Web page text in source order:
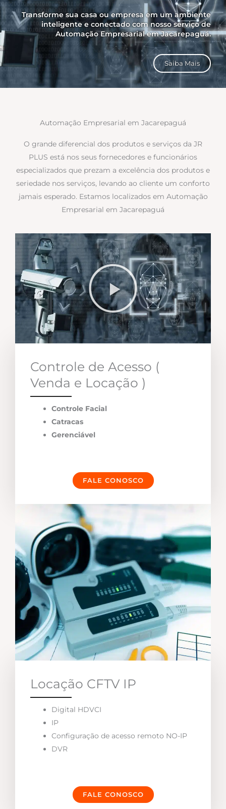
Transforme sua casa ou empresa em um ambiente
inteligente e conectado com nosso serviço de
Automação Empresarial em Jacarepaguá.
Saiba Mais
Automação Empresarial em Jacarepaguá
O grande diferencial dos produtos e serviços da JR
PLUS está nos seus fornecedores e funcionários
especializados que prezam a excelência dos produtos e
seriedade nos serviços, levando ao cliente um conforto
jamais esperado. Estamos localizados em Automação
Empresarial em Jacarepaguá
Controle de Acesso (
Venda e Locação )
Controle Facial
Catracas
Gerenciável
FALE CONOSCO
Locação CFTV IP
Digital HDVCI
IP
Configuração de acesso remoto NO-IP
DVR
FALE CONOSCO